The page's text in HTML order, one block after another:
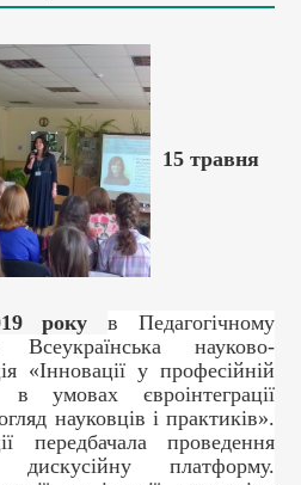
15 травня
року
в Педагогічному
Всеукраїнська науково-
«Інновації у професійній
в умовах євроінтеграції
науковців і практиків».
передбачала проведення
дискусійну платформу.